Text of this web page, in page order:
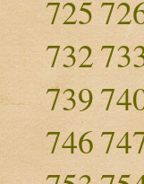
725
732
739
746